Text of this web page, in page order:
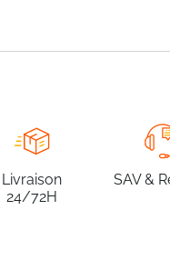
Livraison
24/72H
SAV &